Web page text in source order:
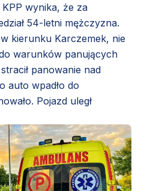
wynika, że za
54-letni mężczyzna.
kierunku Karczemek, nie
warunków panujących
panowanie nad
auto wpadło do
Pojazd uległ